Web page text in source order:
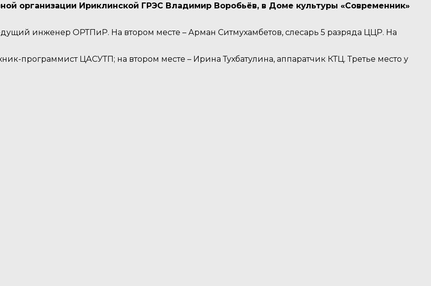
организации Ириклинской ГРЭС Владимир Воробьёв, в Доме культуры «Современник»
инженер ОРТПиР. На втором месте – Арман Ситмухамбетов, слесарь 5 разряда ЦЦР. На
программист ЦАСУТП; на втором месте – Ирина Тухбатулина, аппаратчик КТЦ. Третье место у